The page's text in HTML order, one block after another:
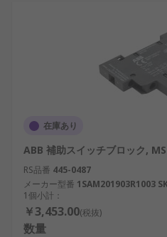
は、日本国内における多様な
産業用制御盤：生産ラ
おいて、機器の状態監
発電の制御ユニットで
確保します。
交通インフラ：鉄道信号
日本の交通システムに
いられます。
在庫あり
ABB 補助スイッチブロック,
RS品番 445-0487
メーカー型番 1SAM201903R1003
1個小計：
￥3,453.00(税抜)
数量